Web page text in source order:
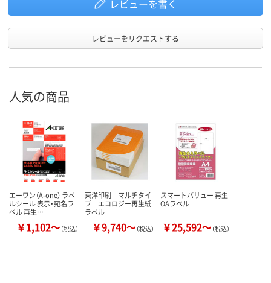
レビューを書く
レビューをリクエストする
人気の商品
エーワン（A-one） ラベ
ルシール 表示・宛名ラ
ベル 再生…
￥1,102～（税込）
東洋印刷 マルチタイ
プ エコロジー再生紙
ラベル
￥9,740～（税込）
スマートバリュー 再生
OAラベル
￥25,592～（税込）